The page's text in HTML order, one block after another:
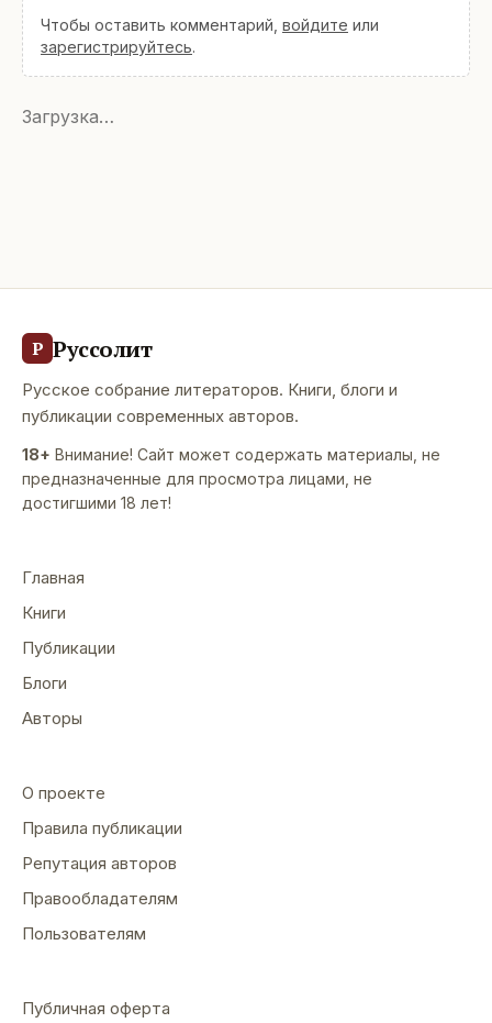
Чтобы оставить комментарий, войдите или
зарегистрируйтесь.
Загрузка…
Р Руссолит
Русское собрание литераторов. Книги, блоги и
публикации современных авторов.
18+ Внимание! Сайт может содержать материалы, не
предназначенные для просмотра лицами, не
достигшими 18 лет!
Главная
Книги
Публикации
Блоги
Авторы
О проекте
Правила публикации
Репутация авторов
Правообладателям
Пользователям
Публичная оферта